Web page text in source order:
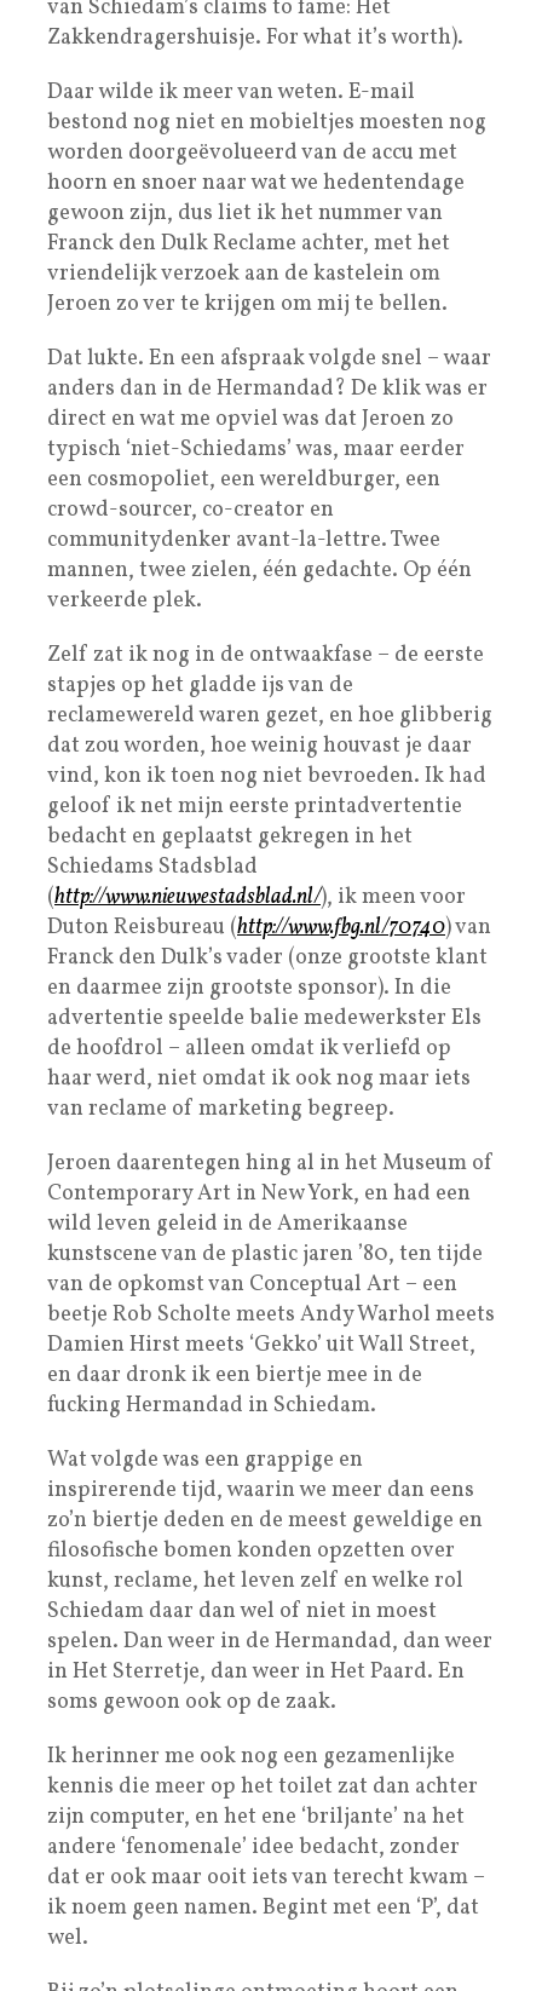
van Schiedam’s claims to fame: Het
Zakkendragershuisje. For what it’s worth).
Daar wilde ik meer van weten. E-mail
bestond nog niet en mobieltjes moesten nog
worden doorgeëvolueerd van de accu met
hoorn en snoer naar wat we hedentendage
gewoon zijn, dus liet ik het nummer van
Franck den Dulk Reclame achter, met het
vriendelijk verzoek aan de kastelein om
Jeroen zo ver te krijgen om mij te bellen.
Dat lukte. En een afspraak volgde snel – waar
anders dan in de Hermandad? De klik was er
direct en wat me opviel was dat Jeroen zo
typisch ‘niet-Schiedams’ was, maar eerder
een cosmopoliet, een wereldburger, een
crowd-sourcer, co-creator en
communitydenker avant-la-lettre. Twee
mannen, twee zielen, één gedachte. Op één
verkeerde plek.
Zelf zat ik nog in de ontwaakfase – de eerste
stapjes op het gladde ijs van de
reclamewereld waren gezet, en hoe glibberig
dat zou worden, hoe weinig houvast je daar
vind, kon ik toen nog niet bevroeden. Ik had
geloof ik net mijn eerste printadvertentie
bedacht en geplaatst gekregen in het
Schiedams Stadsblad
(http://www.nieuwestadsblad.nl/), ik meen voor
Duton Reisbureau (http://www.fbg.nl/70740) van
Franck den Dulk’s vader (onze grootste klant
en daarmee zijn grootste sponsor). In die
advertentie speelde balie medewerkster Els
de hoofdrol – alleen omdat ik verliefd op
haar werd, niet omdat ik ook nog maar iets
van reclame of marketing begreep.
Jeroen daarentegen hing al in het Museum of
Contemporary Art in New York, en had een
wild leven geleid in de Amerikaanse
kunstscene van de plastic jaren ’80, ten tijde
van de opkomst van Conceptual Art – een
beetje Rob Scholte meets Andy Warhol meets
Damien Hirst meets ‘Gekko’ uit Wall Street,
en daar dronk ik een biertje mee in de
fucking Hermandad in Schiedam.
Wat volgde was een grappige en
inspirerende tijd, waarin we meer dan eens
zo’n biertje deden en de meest geweldige en
filosofische bomen konden opzetten over
kunst, reclame, het leven zelf en welke rol
Schiedam daar dan wel of niet in moest
spelen. Dan weer in de Hermandad, dan weer
in Het Sterretje, dan weer in Het Paard. En
soms gewoon ook op de zaak.
Ik herinner me ook nog een gezamenlijke
kennis die meer op het toilet zat dan achter
zijn computer, en het ene ‘briljante’ na het
andere ‘fenomenale’ idee bedacht, zonder
dat er ook maar ooit iets van terecht kwam –
ik noem geen namen. Begint met een ‘P’, dat
wel.